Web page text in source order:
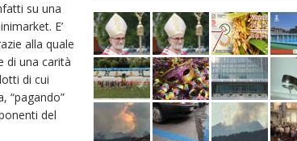
su una
E’
alla quale
di una carità
di cui
“pagando”
del